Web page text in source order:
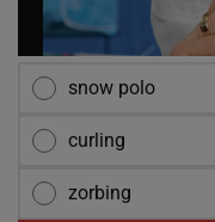
snow polo
curling
zorbing